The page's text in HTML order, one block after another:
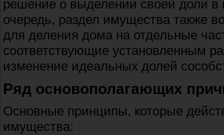
решение о выделении своей доли в
очередь, раздел имущества также
для деления дома на отдельные
соответствующие установленным
изменение идеальных долей
Ряд основополагающих
Основные принципы, которые
имущества: